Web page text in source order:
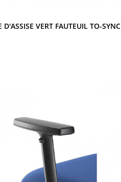
D'ASSISE VERT FAUTEUIL TO-SYNC